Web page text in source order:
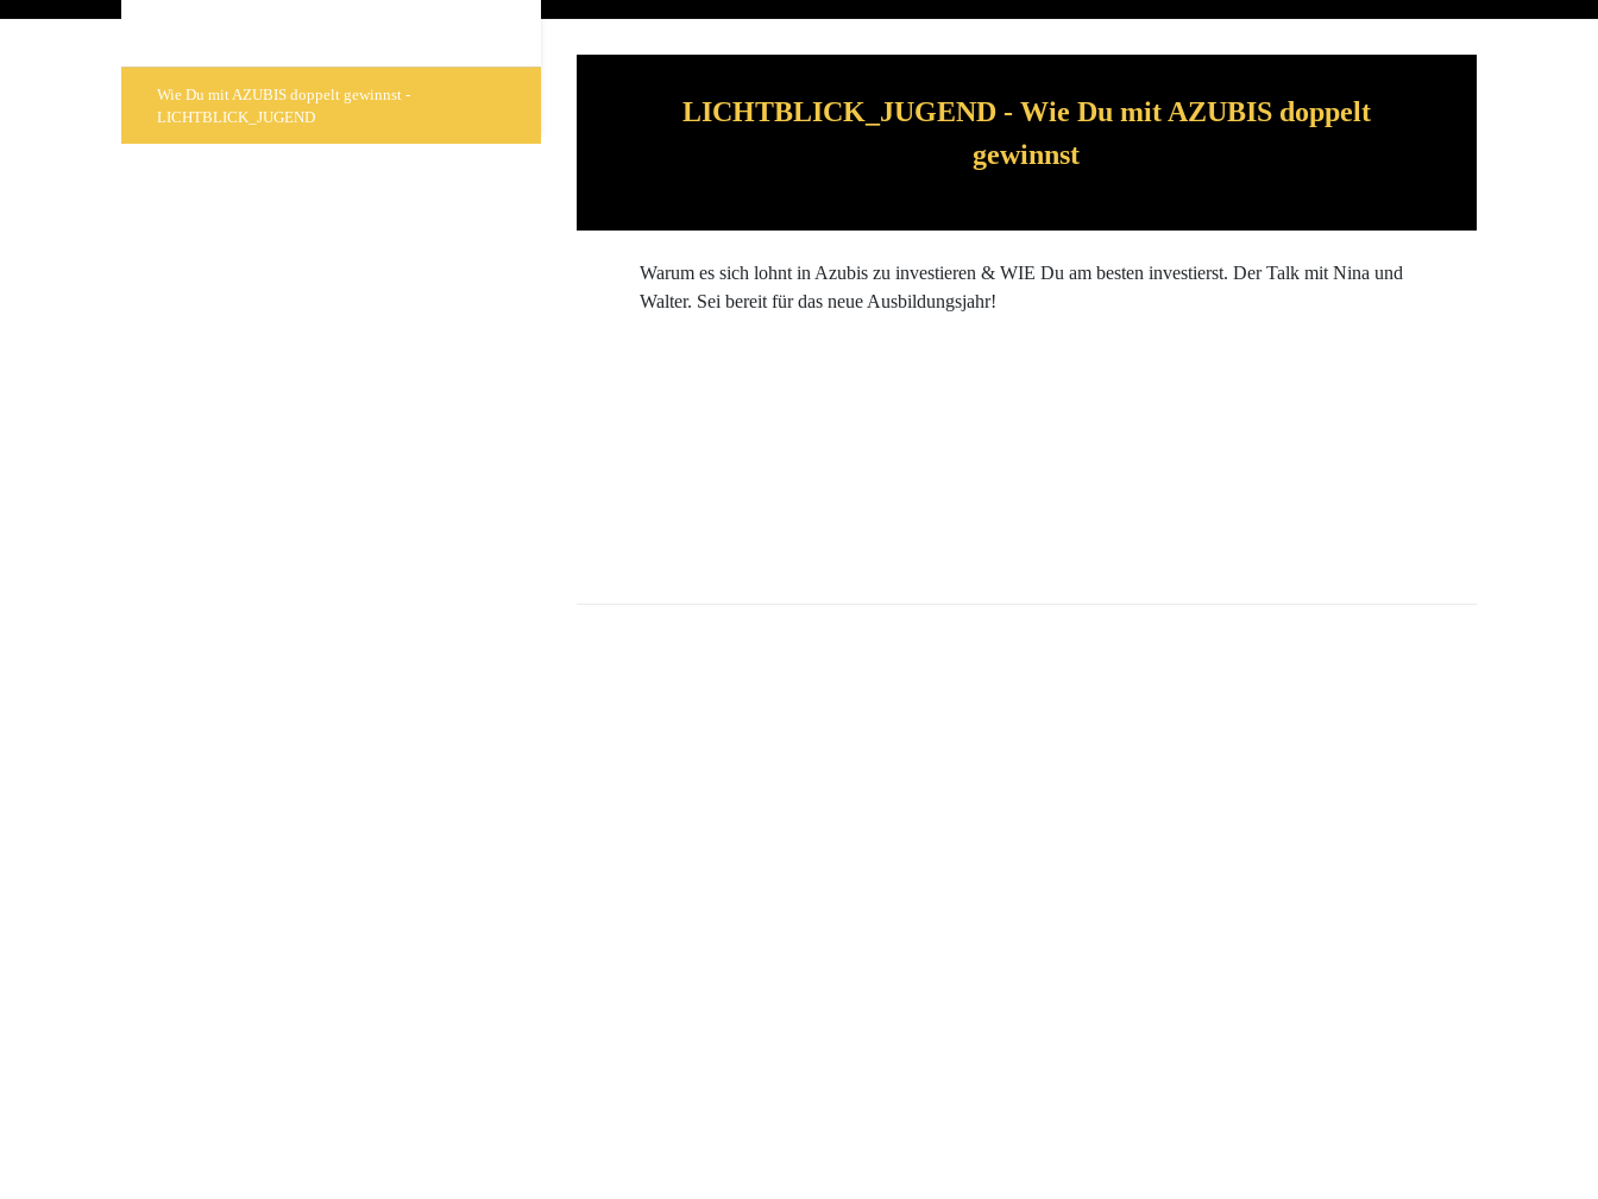
Wie Du mit AZUBIS doppelt gewinnst -
LICHTBLICK_JUGEND
LICHTBLICK_JUGEND - Wie Du mit AZUBIS doppelt
gewinnst
Warum es sich lohnt in Azubis zu investieren & WIE Du am besten investierst. Der Talk mit Nina und
Walter. Sei bereit für das neue Ausbildungsjahr!